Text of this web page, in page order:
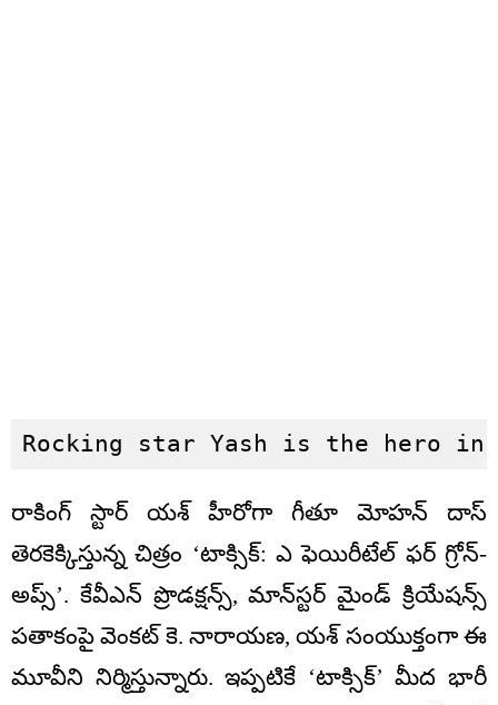
Rocking star Yash is the hero in
రాకింగ్ స్టార్ యశ్ హీరోగా గీతూ మోహన్ దాస్
తెరకెక్కిస్తున్న చిత్రం ‘టాక్సిక్: ఎ ఫెయిరీటేల్ ఫర్ గ్రోన్-
అప్స్’. కేవీఎన్ ప్రొడక్షన్స్, మాన్‌స్టర్ మైండ్ క్రియేషన్స్
పతాకంపై వెంకట్ కె. నారాయణ, యశ్ సంయుక్తంగా ఈ
మూవీని నిర్మిస్తున్నారు. ఇప్పటికే ‘టాక్సిక్’ మీద భారీ